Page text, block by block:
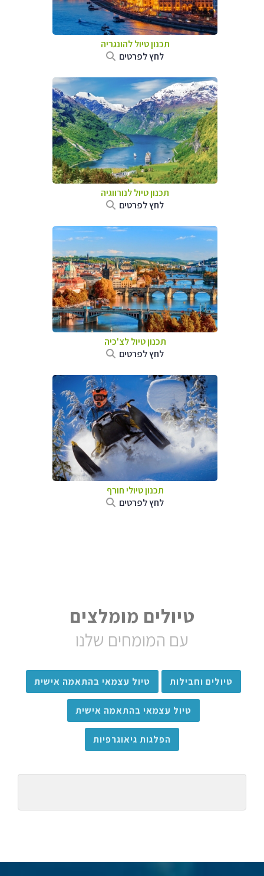
תכנון טיול להונגריה
לחץ לפרטים
תכנון טיול לנורווגיה
לחץ לפרטים
תכנון טיול לצ'כיה
לחץ לפרטים
תכנון טיולי חורף
לחץ לפרטים
טיולים מומלצים
עם המומחים שלנו
טיולים וחבילות טיול עצמאי בהתאמה אישית
טיול עצמאי בהתאמה אישית
הפלגות גיאוגרפיות